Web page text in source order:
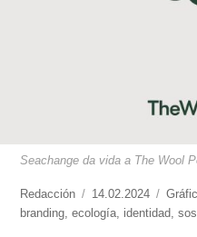
Seachange da vida a The Wool
https://www.experimenta.es/
Redacción
Publicado
el
14.02.2024
branding ,ecología identidad ,